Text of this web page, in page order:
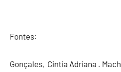
Fontes:
Gonçales, Cintia Adriana .